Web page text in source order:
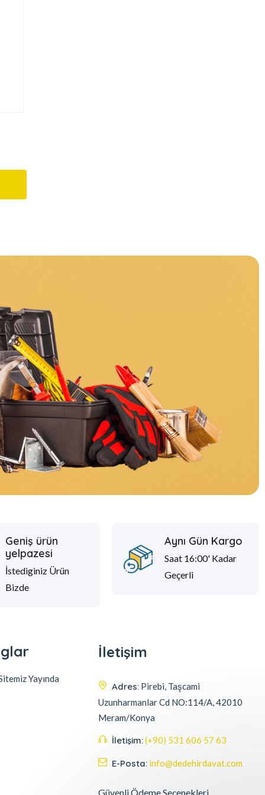
Geniş ürün
yelpazesi
İstediginiz Ürün
Bizde
Aynı Gün Kargo
Saat 16:00' Kadar
Geçerli
Yayında
İletişim
Adres: Pirebi, Taşcami
Uzunharmanlar Cd NO:114/A, 42010
Meram/Konya
İletişim:(+90) 531 606 57 63
E-Posta: info@dedehirdavat.com
Güvenli Ödeme Seçenekleri